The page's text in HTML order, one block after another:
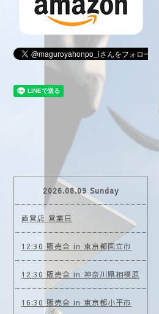
2026.08.09 Sunday
直営店 営業日
12:30 販売会 in 東京都国立市
12:30 販売会 in 神奈川県相模原
16:30 販売会 in 東京都小平市